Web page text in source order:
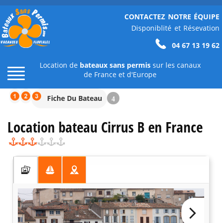
CONTACTEZ NOTRE ÉQUIPE
Disponiblité et Résevation
04 67 13 19 62
Location de bateaux sans permis sur les canaux
de France et d'Europe
Fiche Du Bateau 4
Location bateau Cirrus B en France